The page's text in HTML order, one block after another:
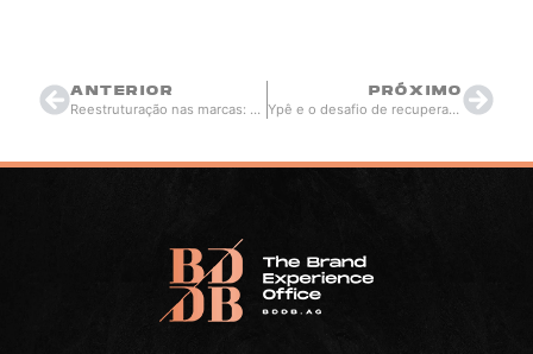
ANTERIOR
Reestruturação nas marcas: o que os cortes da Nike revelam sobre o mercado
PRÓXIMO
Ypê e o desafio de recuperar confiança após uma crise sanitária